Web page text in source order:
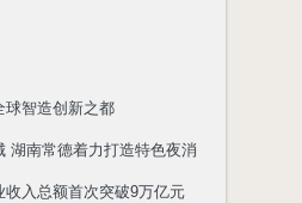
球智造创新之都
湖南常德着力打造特色夜消
收入总额首次突破9万亿元